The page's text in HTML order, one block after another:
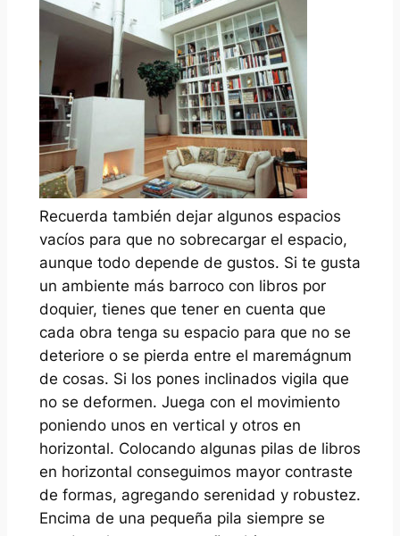
Recuerda también dejar algunos espacios
vacíos para que no sobrecargar el espacio,
aunque todo depende de gustos. Si te gusta
un ambiente más barroco con libros por
doquier, tienes que tener en cuenta que
cada obra tenga su espacio para que no se
deteriore o se pierda entre el maremágnum
de cosas. Si los pones inclinados vigila que
no se deformen. Juega con el movimiento
poniendo unos en vertical y otros en
horizontal. Colocando algunas pilas de libros
en horizontal conseguimos mayor contraste
de formas, agregando serenidad y robustez.
Encima de una pequeña pila siempre se